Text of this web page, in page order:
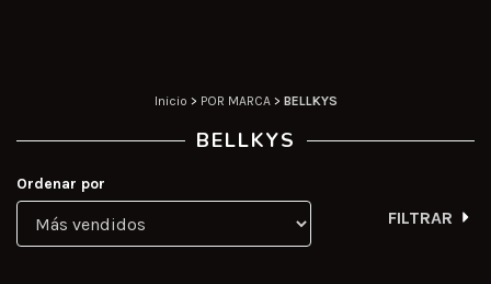
Inicio > POR MARCA > BELLKYS
BELLKYS
Ordenar por
FILTRAR